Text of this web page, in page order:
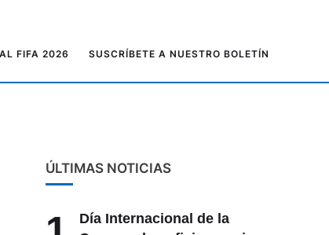
FIFA 2026 SUSCRÍBETE A NUESTRO BOLETÍN
ÚLTIMAS NOTICIAS
Día Internacional de la